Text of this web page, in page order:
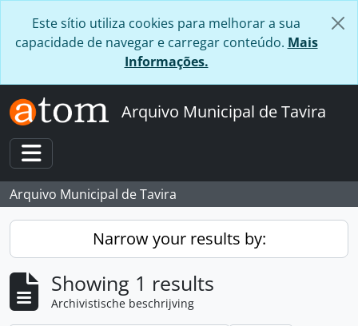
Este sítio utiliza cookies para melhorar a sua
capacidade de navegar e carregar conteúdo. Mais
Informações.
Arquivo Municipal de Tavira
Toggle navigation
Arquivo Municipal de Tavira
Narrow your results by:
Showing 1 results
Archivistische beschrijving